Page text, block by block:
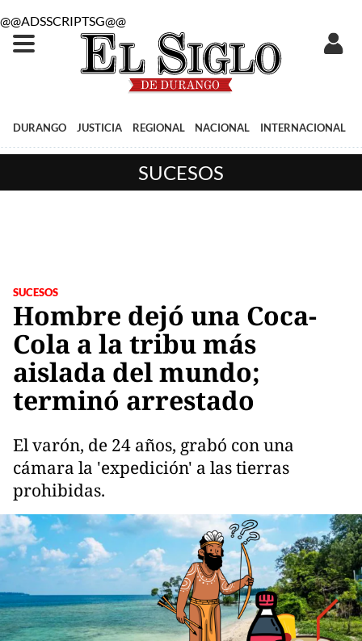
@@ADSSCRIPTSG@@
DURANGO JUSTICIA REGIONAL NACIONAL INTERNACIONAL
SUCESOS
SUCESOS
Hombre dejó una Coca-
Cola a la tribu más
aislada del mundo;
terminó arrestado
El varón, de 24 años, grabó con una
cámara la 'expedición' a las tierras
prohibidas.